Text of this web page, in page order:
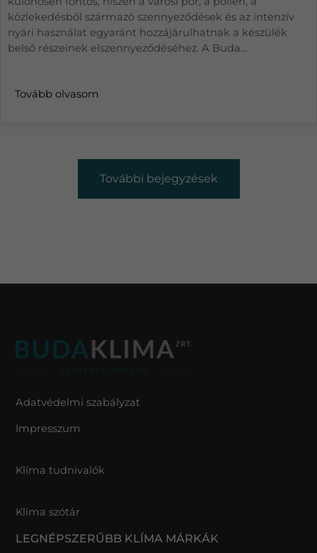
közlekedésből származó szennyeződések és az intenzív
nyári használat egyaránt hozzájárulhatnak a készülék
belső részeinek elszennyeződéséhez. A Buda...
Tovább olvasom
További bejegyzések
Adatvédelmi szabályzat
Impresszum
Klíma tudnivalók
Klíma szótár
LEGNÉPSZERŰBB KLÍMA MÁRKÁK